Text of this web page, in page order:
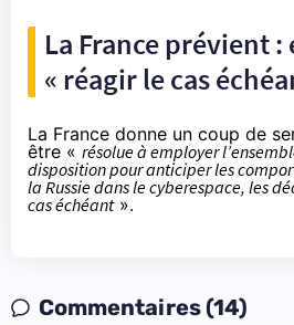
La France prévient
« réagir le cas
La France donne un coup de
être « résolue à employer
disposition pour anticiper les
la Russie dans le cyberespace, les
cas échéant».
Commentaires (14)